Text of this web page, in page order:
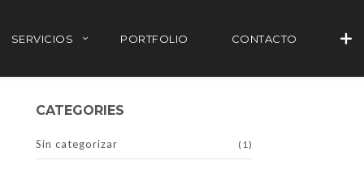
SERVICIOS PORTFOLIO CONTACTO
CATEGORIES
Sin categorizar (1)